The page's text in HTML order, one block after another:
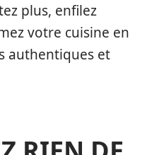
plus, enfilez
votre cuisine en
authentiques et